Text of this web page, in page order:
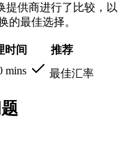
提供商进行了比较，以
的最佳选择。
时间
推荐
mins 最佳汇率